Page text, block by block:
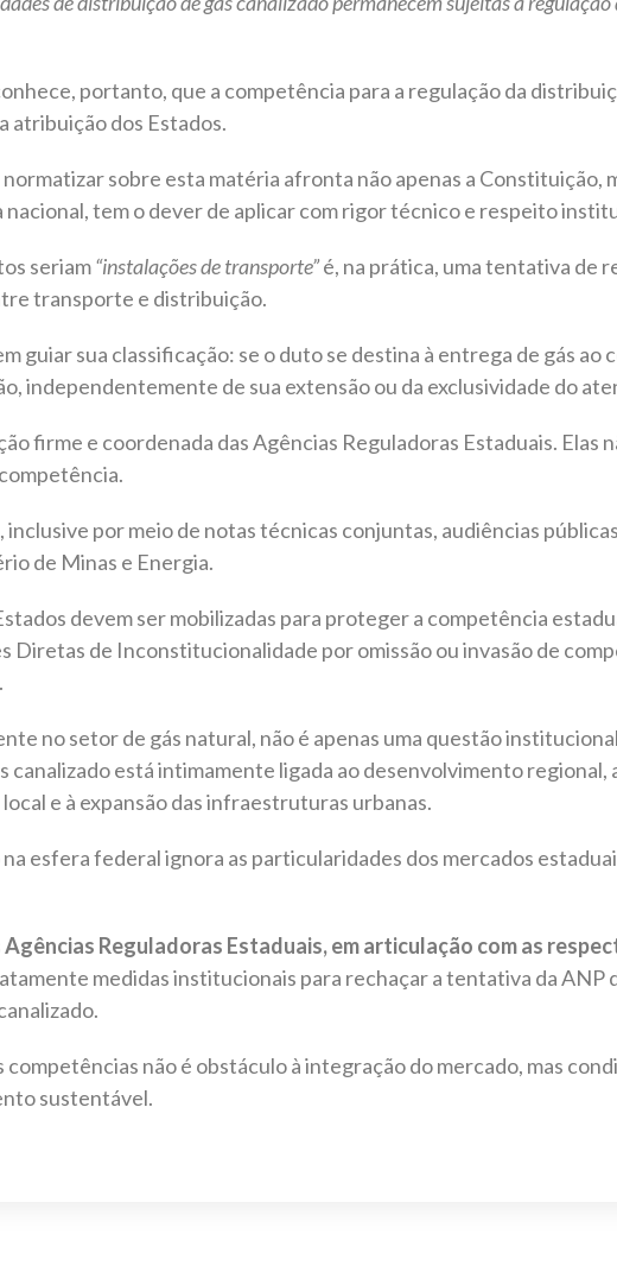
portanto, que a competência para a regulação da
atribuição dos Estados.
sobre esta matéria afronta não apenas a Constituição,
tem o dever de aplicar com rigor técnico e respeito
seriam“instalações de transporte”é, na prática, uma tentativa de
transporte e distribuição.
guiar sua classificação: se o duto se destina à entrega de gás ao
independentemente de sua extensão ou da exclusividade do
firme e coordenada das Agências Reguladoras Estaduais. Elas
por meio de notas técnicas conjuntas, audiências
de Minas e Energia.
devem ser mobilizadas para proteger a competência
Diretas de Inconstitucionalidade por omissão ou invasão de
no setor de gás natural, não é apenas uma questão
canalizado está intimamente ligada ao desenvolvimento
e à expansão das infraestruturas urbanas.
esfera federal ignora as particularidades dos mercados
Agências Reguladoras Estaduais, em articulação com as
medidas institucionais para rechaçar a tentativa da ANP
não é obstáculo à integração do mercado, mas
sustentável.